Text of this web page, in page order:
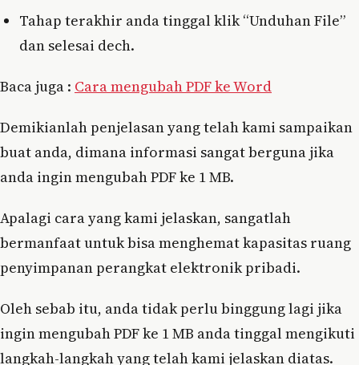
Tahap terakhir anda tinggal klik “Unduhan File”
dan selesai dech.
Baca juga : Cara mengubah PDF ke Word
Demikianlah penjelasan yang telah kami sampaikan
buat anda, dimana informasi sangat berguna jika
anda ingin mengubah PDF ke 1 MB.
Apalagi cara yang kami jelaskan, sangatlah
bermanfaat untuk bisa menghemat kapasitas ruang
penyimpanan perangkat elektronik pribadi.
Oleh sebab itu, anda tidak perlu binggung lagi jika
ingin mengubah PDF ke 1 MB anda tinggal mengikuti
langkah-langkah yang telah kami jelaskan diatas.